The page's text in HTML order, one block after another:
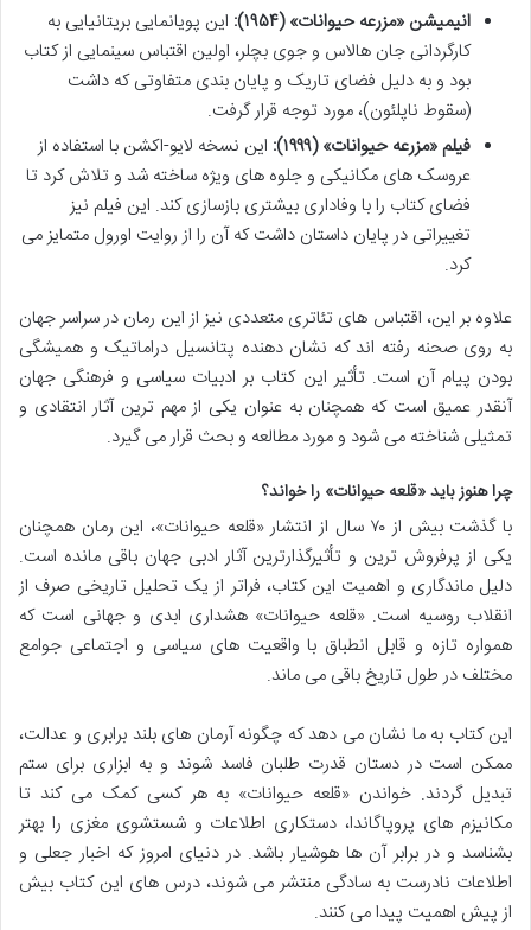
انیمیشن «مزرعه حیوانات» (۱۹۵۴):
این پویانمایی بریتانیایی به
کارگردانی جان هالاس و جوی بچلر، اولین اقتباس سینمایی از کتاب
بود و به دلیل فضای تاریک و پایان بندی متفاوتی که داشت
(سقوط ناپلئون)، مورد توجه قرار گرفت.
فیلم «مزرعه حیوانات» (۱۹۹۹):
این نسخه لایو-اکشن با استفاده از
عروسک های مکانیکی و جلوه های ویژه ساخته شد و تلاش کرد تا
فضای کتاب را با وفاداری بیشتری بازسازی کند. این فیلم نیز
تغییراتی در پایان داستان داشت که آن را از روایت اورول متمایز می
کرد.
علاوه بر این، اقتباس های تئاتری متعددی نیز از این رمان در سراسر جهان
به روی صحنه رفته اند که نشان دهنده پتانسیل دراماتیک و همیشگی
بودن پیام آن است. تأثیر این کتاب بر ادبیات سیاسی و فرهنگی جهان
آنقدر عمیق است که همچنان به عنوان یکی از مهم ترین آثار انتقادی و
تمثیلی شناخته می شود و مورد مطالعه و بحث قرار می گیرد.
چرا هنوز باید «قلعه حیوانات» را خواند؟
با گذشت بیش از ۷۰ سال از انتشار «قلعه حیوانات»، این رمان همچنان
یکی از پرفروش ترین و تأثیرگذارترین آثار ادبی جهان باقی مانده است.
دلیل ماندگاری و اهمیت این کتاب، فراتر از یک تحلیل تاریخی صرف از
انقلاب روسیه است. «قلعه حیوانات» هشداری ابدی و جهانی است که
همواره تازه و قابل انطباق با واقعیت های سیاسی و اجتماعی جوامع
مختلف در طول تاریخ باقی می ماند.
این کتاب به ما نشان می دهد که چگونه آرمان های بلند برابری و عدالت،
ممکن است در دستان قدرت طلبان فاسد شوند و به ابزاری برای ستم
تبدیل گردند. خواندن «قلعه حیوانات» به هر کسی کمک می کند تا
مکانیزم های پروپاگاندا، دستکاری اطلاعات و شستشوی مغزی را بهتر
بشناسد و در برابر آن ها هوشیار باشد. در دنیای امروز که اخبار جعلی و
اطلاعات نادرست به سادگی منتشر می شوند، درس های این کتاب بیش
از پیش اهمیت پیدا می کنند.